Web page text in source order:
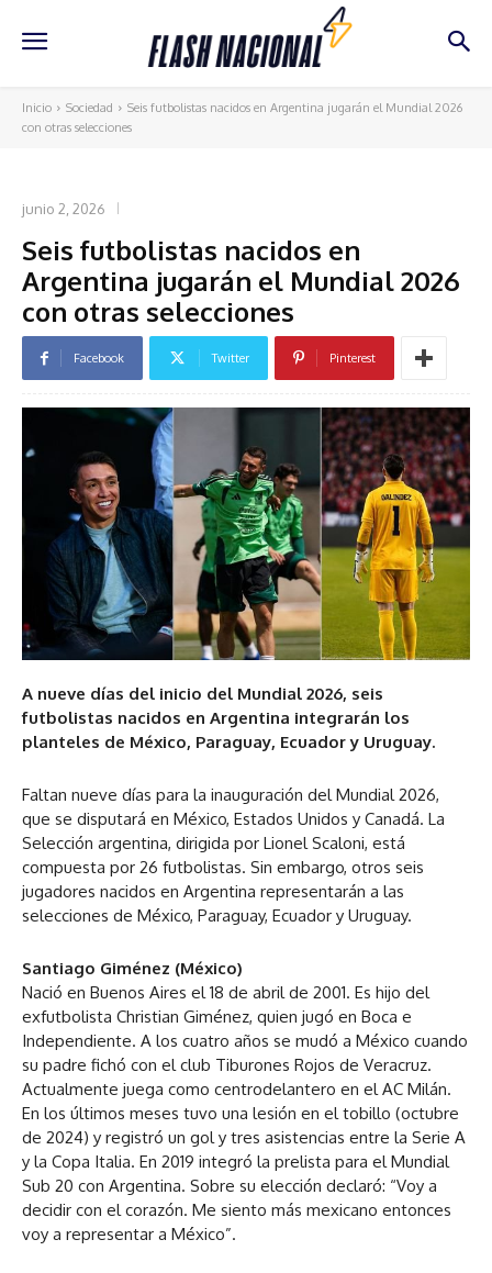
Inicio Sociedad
Seis futbolistas nacidos en Argentina jugarán el Mundial 2026
con otras selecciones
junio 2, 2026
Seis futbolistas nacidos en
Argentina jugarán el Mundial 2026
con otras selecciones
Facebook Twitter Pinterest
A nueve días del inicio del Mundial 2026, seis
futbolistas nacidos en Argentina integrarán los
planteles de México, Paraguay, Ecuador y Uruguay.
Faltan nueve días para la inauguración del Mundial 2026,
que se disputará en México, Estados Unidos y Canadá. La
Selección argentina, dirigida por Lionel Scaloni, está
compuesta por 26 futbolistas. Sin embargo, otros seis
jugadores nacidos en Argentina representarán a las
selecciones de México, Paraguay, Ecuador y Uruguay.
Santiago Giménez (México)
Nació en Buenos Aires el 18 de abril de 2001. Es hijo del
exfutbolista Christian Giménez, quien jugó en Boca e
Independiente. A los cuatro años se mudó a México cuando
su padre fichó con el club Tiburones Rojos de Veracruz.
Actualmente juega como centrodelantero en el AC Milán.
En los últimos meses tuvo una lesión en el tobillo (octubre
de 2024) y registró un gol y tres asistencias entre la Serie A
y la Copa Italia. En 2019 integró la prelista para el Mundial
Sub 20 con Argentina. Sobre su elección declaró: “Voy a
decidir con el corazón. Me siento más mexicano entonces
voy a representar a México”.